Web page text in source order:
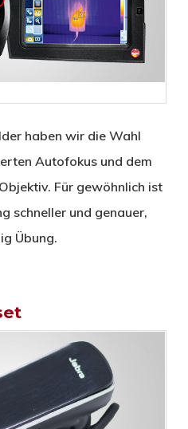
haben wir die Wahl
Autofokus und dem
Für gewöhnlich ist
schneller und genauer,
Übung.